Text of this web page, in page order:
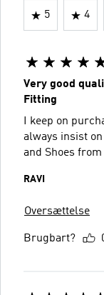
5 4
Very good
Fitting
I keep on
always insist
and Shoes
RAVI
Oversættelse
Brugbart?